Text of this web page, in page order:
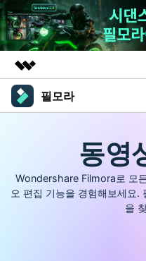
주요 제품
솔루션
뉴스룸
필모라
기능
AI 기능 HOT
영상 편집 자료실
동영
Wondershare Filmora로 모
오 편집 기능을 경험해보세요.
을